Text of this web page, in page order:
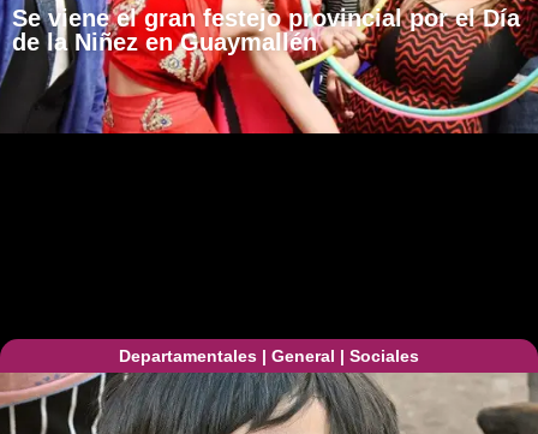
Se viene el gran festejo provincial por el Día
de la Niñez en Guaymallén
Departamentales | General | Sociales